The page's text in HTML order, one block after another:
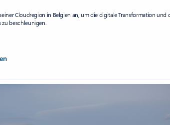
Cloudregion in Belgien an, um die digitale Transformation und
zu beschleunigen.